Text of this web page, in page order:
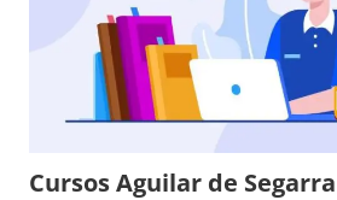
Cursos Aguilar de Segarra